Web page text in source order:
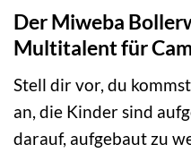
Der Miweba
Multitalent für
Stell dir vor, du
an, die Kinder sind
darauf, aufgebaut zu